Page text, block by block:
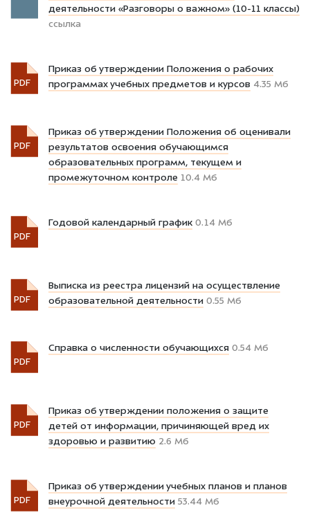
деятельности «Разговоры о важном» (10-11 классы)
ссылка
PDF
Приказ об утверждении Положения о рабочих
программах учебных предметов и курсов 4.35 Мб
PDF
Приказ об утверждении Положения об оценивали
результатов освоения обучающимся
образовательных программ, текущем и
промежуточном контроле 10.4 Мб
PDF
Годовой календарный график 0.14 Мб
PDF
Выписка из реестра лицензий на осуществление
образовательной деятельности 0.55 Мб
PDF
Справка о численности обучающихся 0.54 Мб
PDF
Приказ об утверждении положения о защите
детей от информации, причиняющей вред их
здоровью и развитию 2.6 Мб
PDF
Приказ об утверждении учебных планов и планов
внеурочной деятельности 53.44 Мб